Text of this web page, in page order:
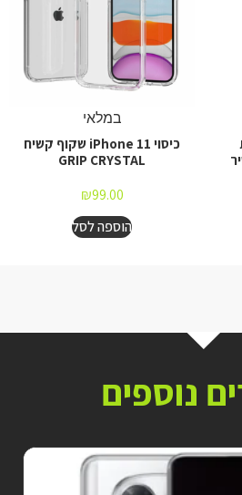
במלאי
כיסוי iPhone 11 שקוף קשיח
GRIP CRYSTAL
₪99.00
הוספה לסל
נוספים